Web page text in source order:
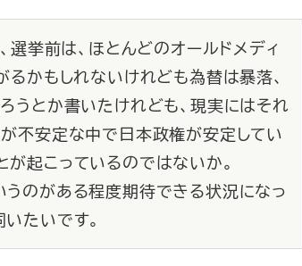
選挙前は、ほとんどのオールドメディ
るかもしれないけれども為替は暴落、
うとか書いたけれども、現実にはそれ
が不安定な中で日本政権が安定してい
起こっているのではないか。
のがある程度期待できる状況になっ
たいです。